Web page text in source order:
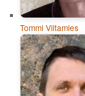
Tommi Viitamies